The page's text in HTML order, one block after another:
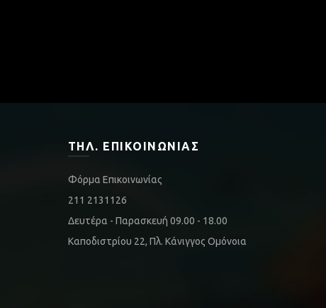
ΤΗΛ. ΕΠΙΚΟΙΝΩΝΊΑΣ
Φόρμα Επικοινωνίας
211 2131126
Δευτέρα - Παρασκευή 09.00 - 18.00
Καποδιστρίου 22, Πλ. Κάνιγγος Ομόνοια